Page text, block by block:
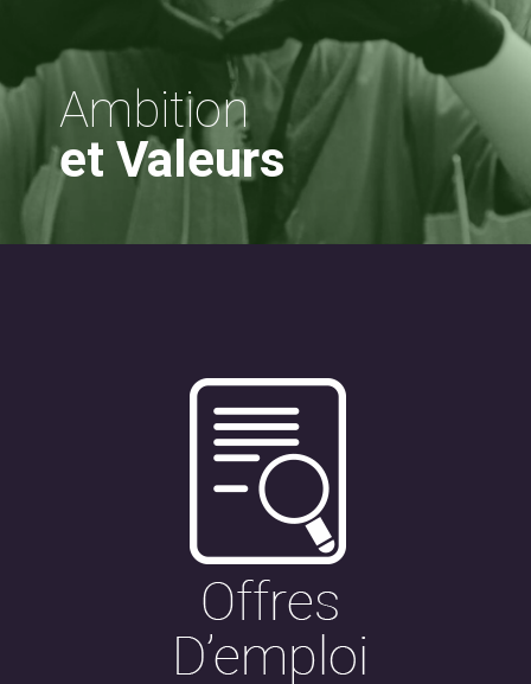
Ambition
et Valeurs